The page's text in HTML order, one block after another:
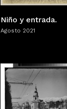
Niño y entrada.
Agosto 2021